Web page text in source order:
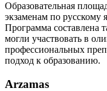
Образовательная
экзаменам по русскому
Программа составлена
могли участвовать в
профессиональных
подход к образованию.
Arzamas